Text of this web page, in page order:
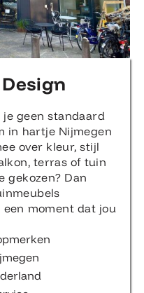
Design
geen standaard
in hartje Nijmegen
over kleur, stijl
terras of tuin
gekozen? Dan
moment dat jou